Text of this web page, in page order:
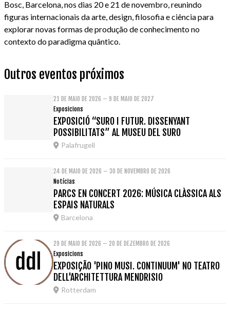
Bosc, Barcelona, nos dias 20 e 21 de novembro, reunindo
figuras internacionais da arte, design, filosofia e ciência para
explorar novas formas de produção de conhecimento no
contexto do paradigma quântico.
Outros eventos próximos
21 DE MAIO DE 2026 – 9 DE MAIO DE 2027
Exposicions
EXPOSICIÓ “SURO I FUTUR. DISSENYANT
POSSIBILITATS” AL MUSEU DEL SURO
Palafrugell
24 DE MAIO DE 2026 – 30 DE NOVEMBRO DE 2026
Notícias
PARCS EN CONCERT 2026: MÚSICA CLÀSSICA ALS
ESPAIS NATURALS
Barcelona
29 DE MAIO DE 2026 – 20 DE DEZEMBRO DE 2026
Exposicions
EXPOSIÇÃO 'PINO MUSI. CONTINUUM' NO TEATRO
DELL'ARCHITETTURA MENDRISIO
Rotterdam